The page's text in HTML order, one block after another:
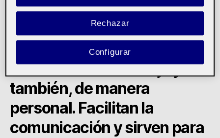
En los últimos años
asistimos al auge de las
redes sociales como
herramienta de trabajo y
también, de manera
personal. Facilitan la
comunicación y sirven para
Rechazar
Configurar